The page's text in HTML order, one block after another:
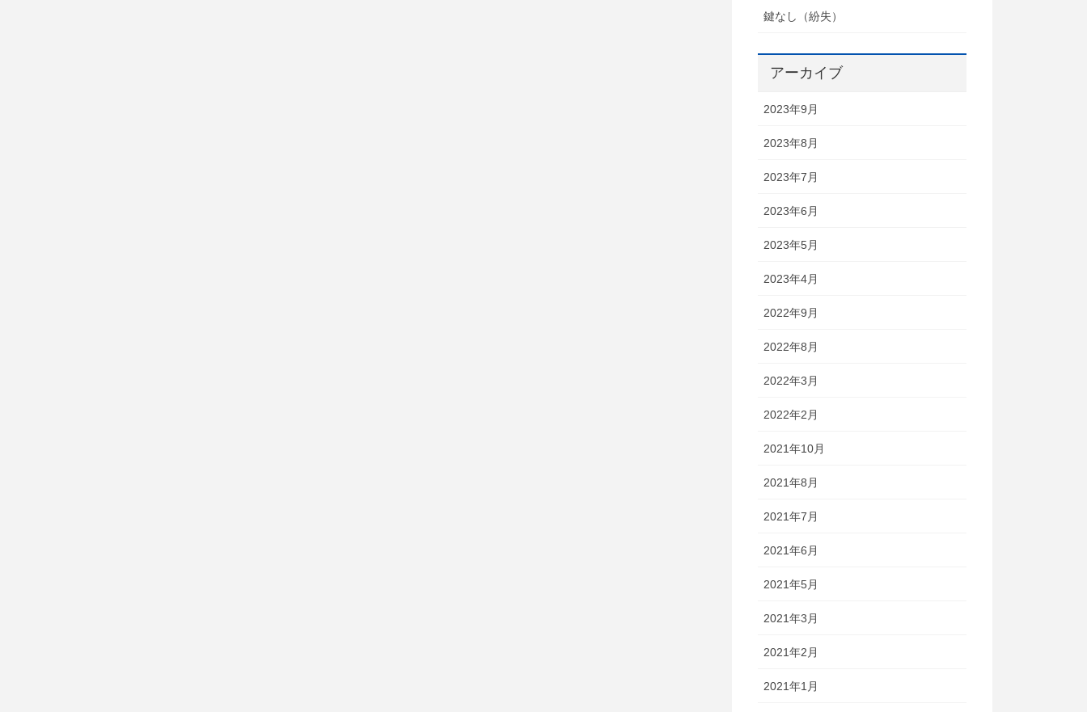
鍵なし（紛失）
アーカイブ
2023年9月
2023年8月
2023年7月
2023年6月
2023年5月
2023年4月
2022年9月
2022年8月
2022年3月
2022年2月
2021年10月
2021年8月
2021年7月
2021年6月
2021年5月
2021年3月
2021年2月
2021年1月